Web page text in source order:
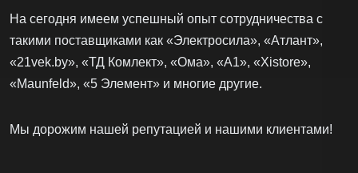
На сегодня имеем успешный опыт сотрудничества с
такими поставщиками как «Электросила», «Атлант»,
«21vek.by», «ТД Комлект», «Ома», «А1», «Xistore»,
«Maunfeld», «5 Элемент» и многие другие.
Мы дорожим нашей репутацией и нашими клиентами!